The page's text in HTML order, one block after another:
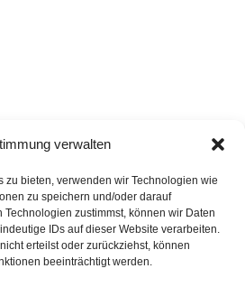
verwalten
zu bieten, verwenden wir Technologien wie
zu speichern und/oder darauf
zustimmst, können wir Daten
IDs auf dieser Website verarbeiten.
erteilst oder zurückziehst, können
beeinträchtigt werden.